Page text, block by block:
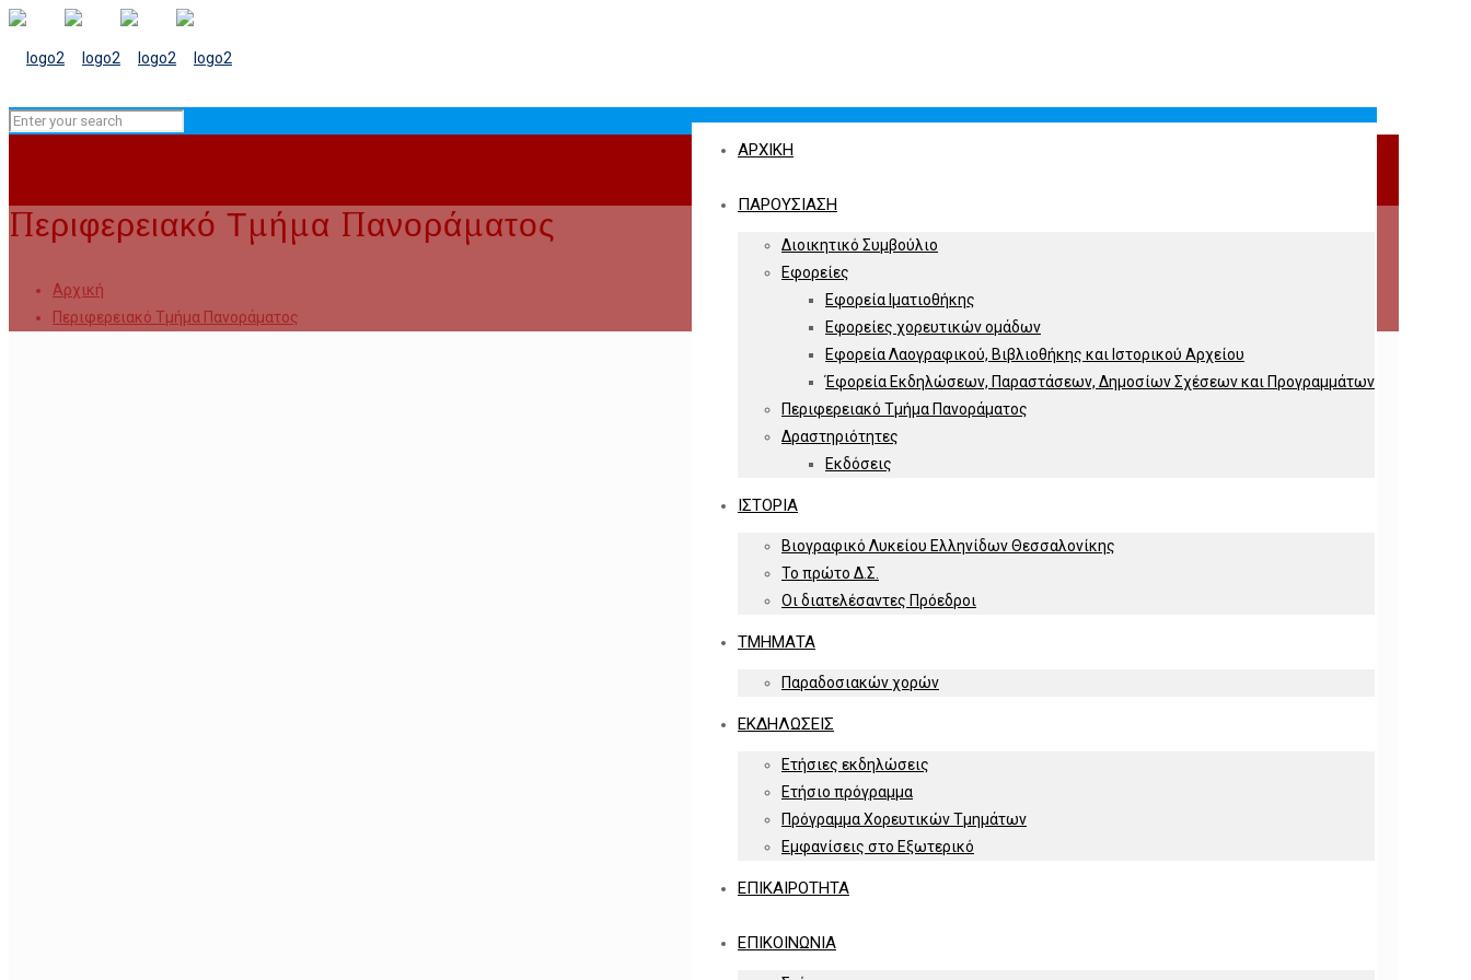
ΑΡΧΙΚΗ
ΠΑΡΟΥΣΙΑΣΗ
Διοικητικό Συμβούλιο
Εφορείες
Εφορεία Ιματιοθήκης
Εφορείες χορευτικών ομάδων
Εφορεία Λαογραφικού, Βιβλιοθήκης και Ιστορικού Αρχείου
Έφορεία Εκδηλώσεων, Παραστάσεων, Δημοσίων Σχέσεων και Προγραμμάτων
Περιφερειακό Τμήμα Πανοράματος
Δραστηριότητες
Εκδόσεις
ΙΣΤΟΡΙΑ
Βιογραφικό Λυκείου Ελληνίδων Θεσσαλονίκης
Το πρώτο Δ.Σ.
Οι διατελέσαντες Πρόεδροι
ΤΜΗΜΑΤΑ
Παραδοσιακών χορών
ΕΚΔΗΛΩΣΕΙΣ
Ετήσιες εκδηλώσεις
Ετήσιο πρόγραμμα
Πρόγραμμα Χορευτικών Τμημάτων
Εμφανίσεις στο Εξωτερικό
ΕΠΙΚΑΙΡΟΤΗΤΑ
ΕΠΙΚΟΙΝΩΝΙΑ
Περιφερειακό Τμήμα Πανοράματος
Αρχική
Περιφερειακό Τμήμα Πανοράματος